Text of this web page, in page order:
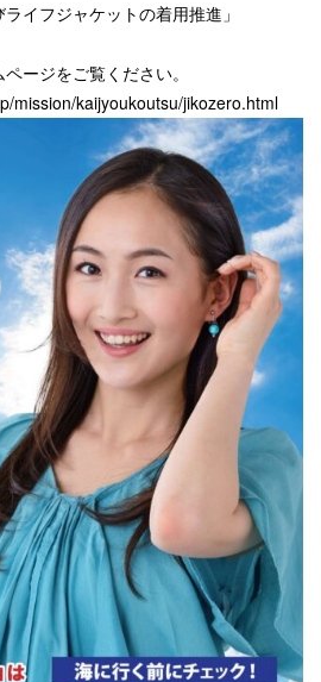
イフジャケットの着用推進」
ージをご覧ください。
mission/kaijyoukoutsu/jikozero.html